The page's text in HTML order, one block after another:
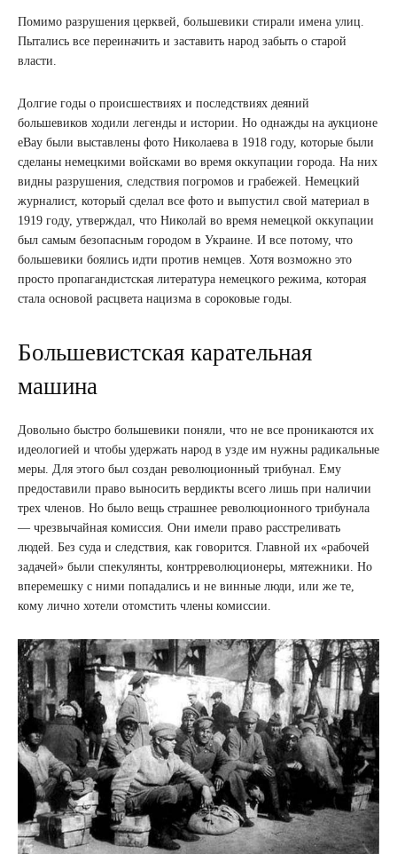
Помимо разрушения церквей, большевики стирали имена улиц.
Пытались все переиначить и заставить народ забыть о старой
власти.
Долгие годы о происшествиях и последствиях деяний
большевиков ходили легенды и истории. Но однажды на аукционе
eBay были выставлены фото Николаева в 1918 году, которые были
сделаны немецкими войсками во время оккупации города. На них
видны разрушения, следствия погромов и грабежей. Немецкий
журналист, который сделал все фото и выпустил свой материал в
1919 году, утверждал, что Николай во время немецкой оккупации
был самым безопасным городом в Украине. И все потому, что
большевики боялись идти против немцев. Хотя возможно это
просто пропагандистская литература немецкого режима, которая
стала основой расцвета нацизма в сороковые годы.
Большевистская карательная
машина
Довольно быстро большевики поняли, что не все проникаются их
идеологией и чтобы удержать народ в узде им нужны радикальные
меры. Для этого был создан революционный трибунал. Ему
предоставили право выносить вердикты всего лишь при наличии
трех членов. Но было вещь страшнее революционного трибунала
— чрезвычайная комиссия. Они имели право расстреливать
людей. Без суда и следствия, как говорится. Главной их «рабочей
задачей» были спекулянты, контрреволюционеры, мятежники. Но
вперемешку с ними попадались и не винные люди, или же те,
кому лично хотели отомстить члены комиссии.